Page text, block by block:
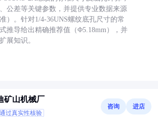
公差等关键参数，并提供专业数据来源
）。针对1/4-36UNS螺纹底孔尺寸的常
推导给出精确推荐值（Φ5.18mm），并
展知识。
矿山机械厂
通过真实性核验
咨询 进店